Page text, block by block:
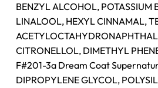
BENZYL ALCOHOL, POTASSIUM
LINALOOL, HEXYL CINNAMAL,
CITRONELLOL, DIMETHYL
F#201-3a Dream Coat
DIPROPYLENE GLYCOL,